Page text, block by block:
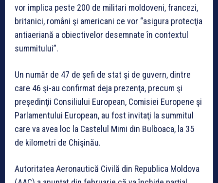
vor implica peste 200 de militari moldoveni, francezi,
britanici, români şi americani ce vor “asigura protecţia
antiaeriană a obiectivelor desemnate în contextul
summitului”.
Un număr de 47 de şefi de stat şi de guvern, dintre
care 46 şi-au confirmat deja prezenţa, precum şi
preşedinţii Consiliului European, Comisiei Europene şi
Parlamentului European, au fost invitaţi la summitul
care va avea loc la Castelul Mimi din Bulboaca, la 35
de kilometri de Chişinău.
Autoritatea Aeronautică Civilă din Republica Moldova